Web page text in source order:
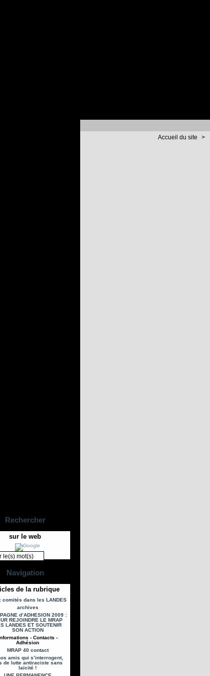
Accueil du site >
Rechercher
sur le web
Navigation
de la rubrique
comités dans les LANDES
archives
d’ADHESION 2009 :
REJOINDRE LE MRAP
LANDES ET SOUTENIR
SON ACTION
- Contacts -
Adhésion
MRAP 40 contact
amis qui s’interrogent,
de lutte antiraciste sans
laïcité !